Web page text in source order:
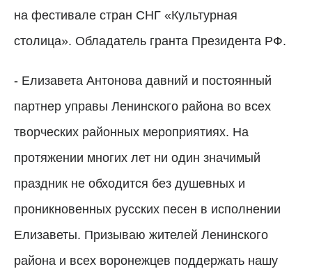
на фестивале стран СНГ «Культурная
столица». Обладатель гранта Президента РФ.
- Елизавета Антонова давний и постоянный
партнер управы Ленинского района во всех
творческих районных мероприятиях. На
протяжении многих лет ни один значимый
праздник не обходится без душевных и
проникновенных русских песен в исполнении
Елизаветы. Призываю жителей Ленинского
района и всех воронежцев поддержать нашу